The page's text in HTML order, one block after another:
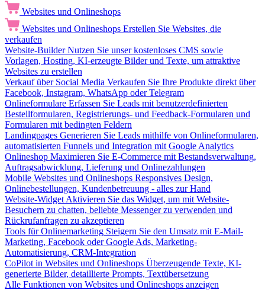
Websites und Onlineshops
Websites und Onlineshops Erstellen Sie Websites, die
verkaufen
Website-Builder Nutzen Sie unser kostenloses CMS sowie
Vorlagen, Hosting, KI-erzeugte Bilder und Texte, um attraktive
Websites zu erstellen
Verkauf über Social Media Verkaufen Sie Ihre Produkte direkt über
Facebook, Instagram, WhatsApp oder Telegram
Onlineformulare Erfassen Sie Leads mit benutzerdefinierten
Bestellformularen, Registrierungs- und Feedback-Formularen und
Formularen mit bedingten Feldern
Landingpages Generieren Sie Leads mithilfe von Onlineformularen,
automatisierten Funnels und Integration mit Google Analytics
Onlineshop Maximieren Sie E-Commerce mit Bestandsverwaltung,
Auftragsabwicklung, Lieferung und Onlinezahlungen
Mobile Websites und Onlineshops Responsives Design,
Onlinebestellungen, Kundenbetreuung - alles zur Hand
Website-Widget Aktivieren Sie das Widget, um mit Website-
Besuchern zu chatten, beliebte Messenger zu verwenden und
Rückrufanfragen zu akzeptieren
Tools für Onlinemarketing Steigern Sie den Umsatz mit E-Mail-
Marketing, Facebook oder Google Ads, Marketing-
Automatisierung, CRM-Integration
CoPilot in Websites und Onlineshops Überzeugende Texte, KI-
generierte Bilder, detaillierte Prompts, Textübersetzung
Alle Funktionen von Websites und Onlineshops anzeigen